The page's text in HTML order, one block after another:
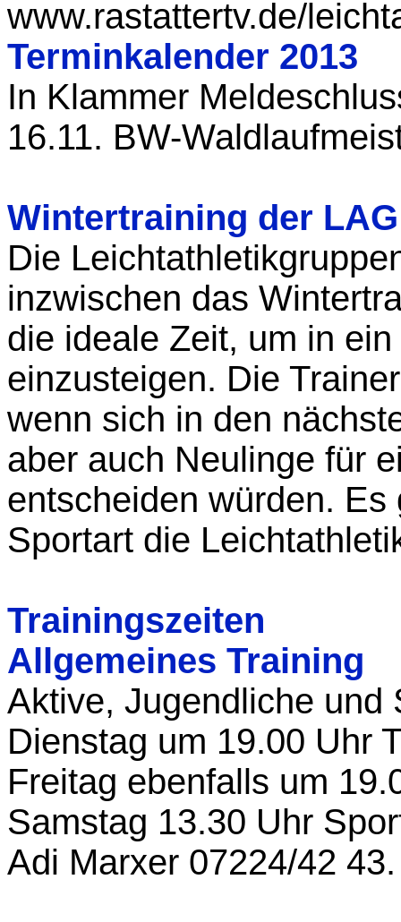
www.rastattertv.de/
Terminkalender 2013
In Klammer
16.11. BW-
Wintertraining der
Die
inzwischen das
die ideale Zeit, um in
einzusteigen. Die
wenn sich in den
aber auch Neulinge für
entscheiden würden. Es
Sportart die
Trainingszeiten
Allgemeines Training
Aktive, Jugendliche und
Dienstag um 19.00 Uhr
Freitag ebenfalls um
Samstag 13.30 Uhr
Adi Marxer 07224/42 43.